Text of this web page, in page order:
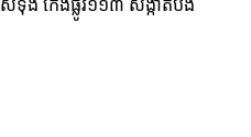
ទុង កែងផ្លូវ១១៣ សង្កាត់បឹង